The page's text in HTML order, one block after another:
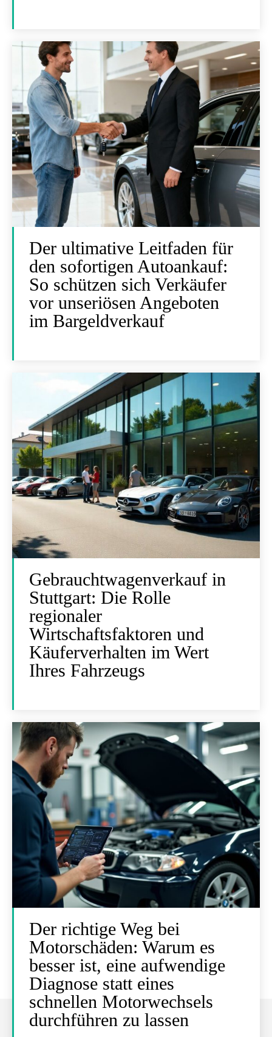
Der ultimative Leitfaden für
den sofortigen Autoankauf:
So schützen sich Verkäufer
vor unseriösen Angeboten
im Bargeldverkauf
Gebrauchtwagenverkauf in
Stuttgart: Die Rolle
regionaler
Wirtschaftsfaktoren und
Käuferverhalten im Wert
Ihres Fahrzeugs
Der richtige Weg bei
Motorschäden: Warum es
besser ist, eine aufwendige
Diagnose statt eines
schnellen Motorwechsels
durchführen zu lassen